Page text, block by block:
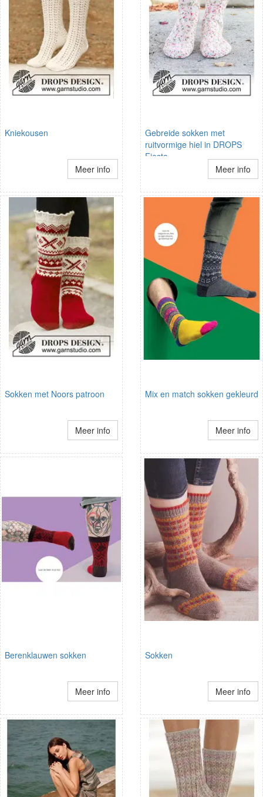
Kniekousen
Meer info
Gebreide sokken met
ruitvormige hiel in DROPS
Fiesta
Meer info
Sokken met Noors patroon
Meer info
Mix en match sokken gekleurd
Meer info
Berenklauwen sokken
Meer info
Sokken
Meer info